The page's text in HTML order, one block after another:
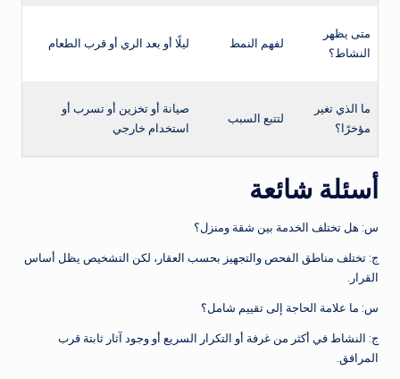
متى يظهر
النشاط؟
لفهم النمط ليلًا أو بعد الري أو قرب الطعام
ما الذي تغير
مؤخرًا؟
لتتبع السبب
صيانة أو تخزين أو تسرب أو
استخدام خارجي
أسئلة شائعة
س: هل تختلف الخدمة بين شقة ومنزل؟
ج: تختلف مناطق الفحص والتجهيز بحسب العقار، لكن التشخيص يظل أساس
القرار.
س: ما علامة الحاجة إلى تقييم شامل؟
ج: النشاط في أكثر من غرفة أو التكرار السريع أو وجود آثار ثابتة قرب
المرافق.